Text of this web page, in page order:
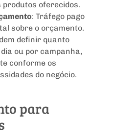
oferecidos.
: Tráfego pago
sobre o orçamento.
definir quanto
ou por campanha,
conforme os
do negócio.
para